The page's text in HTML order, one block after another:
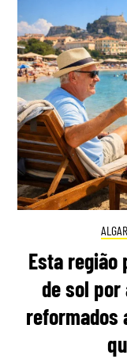
Esta região
de sol por
reformados